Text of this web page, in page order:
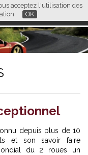
acceptez l'utilisation des
OK
EN CN
depuis plus de 10
et son savoir faire
du 2 roues un